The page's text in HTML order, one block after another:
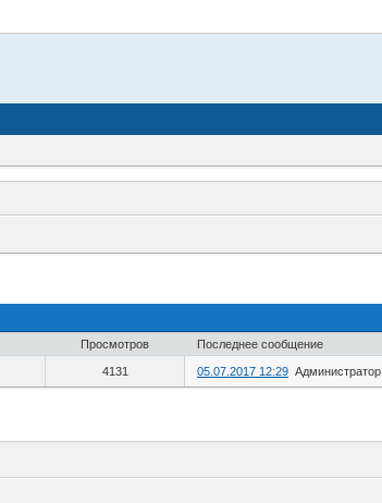
Просмотров Последнее сообщение
4131 05.07.2017 12:29 Администратор